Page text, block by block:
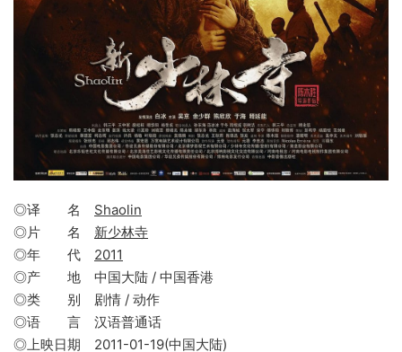
◎译 名 Shaolin
◎片 名 新少林寺
◎年 代 2011
◎产 地 中国大陆 / 中国香港
◎类 别 剧情 / 动作
◎语 言 汉语普通话
◎上映日期 2011-01-19(中国大陆)